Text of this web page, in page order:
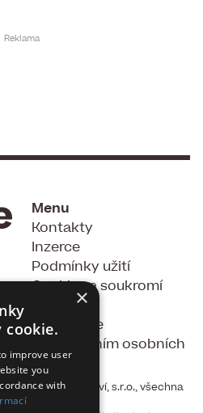
Menu
Kontakty
Inzerce
Podmínky užití
Cookies a soukromí
Souhlas se
zpracováním osobních
údajů
a nakladatelství, s.r.o., všechna
×
cookie.
improve user
you
with